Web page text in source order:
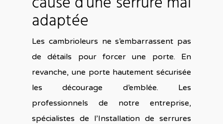
adaptée
Les cambrioleurs ne s’embarrassent pas
de détails pour forcer une porte. En
revanche, une porte hautement sécurisée
les décourage d’emblée. Les
professionnels de notre entreprise,
spécialistes de l’Installation de serrures